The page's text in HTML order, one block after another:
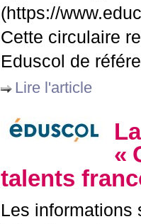
(https://
Cette circulaire
Eduscol de
Lire l'article
«
talents
Les informations